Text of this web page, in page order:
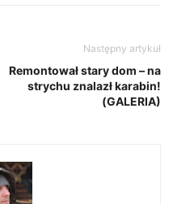
Następny artykuł
Remontował stary dom – na
strychu znalazł karabin!
(GALERIA)